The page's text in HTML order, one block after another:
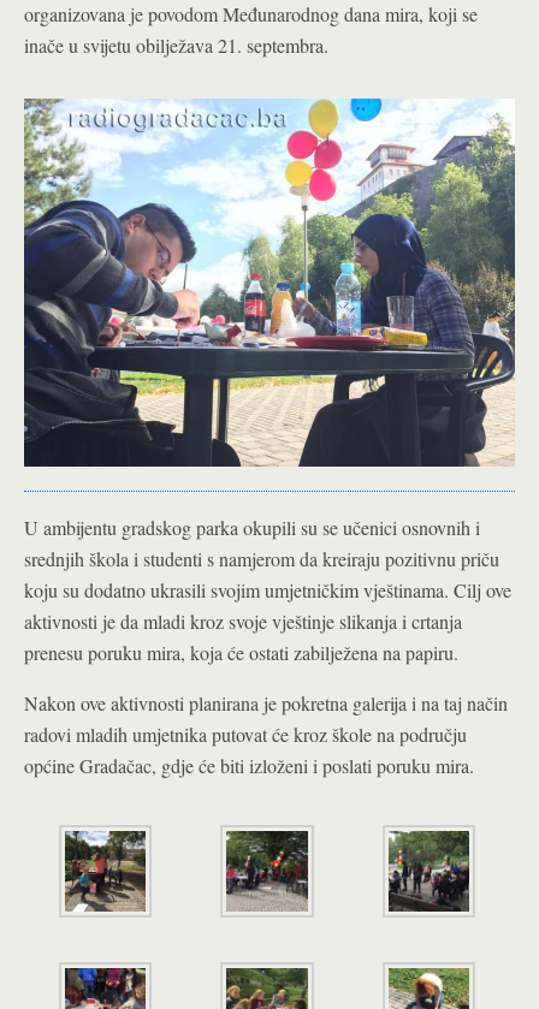
organizovana je povodom Međunarodnog dana mira, koji se
inače u svijetu obilježava 21. septembra.
U ambijentu gradskog parka okupili su se učenici osnovnih i
srednjih škola i studenti s namjerom da kreiraju pozitivnu priču
koju su dodatno ukrasili svojim umjetničkim vještinama. Cilj ove
aktivnosti je da mladi kroz svoje vještinje slikanja i crtanja
prenesu poruku mira, koja će ostati zabilježena na papiru.
Nakon ove aktivnosti planirana je pokretna galerija i na taj način
radovi mladih umjetnika putovat će kroz škole na području
općine Gradačac, gdje će biti izloženi i poslati poruku mira.